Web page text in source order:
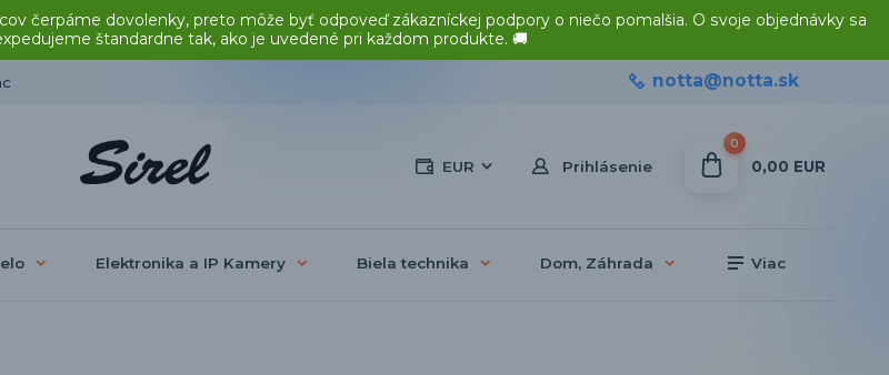
čerpáme dovolenky, preto môže byť odpoveď zákazníckej podpory o niečo pomalšia. O svoje objednávky sa
štandardne tak, ako je uvedené pri každom produkte. 🚚
EUR Prihlásenie
notta@notta.sk
0
0,00 EUR
Elektronika a IP Kamery Biela technika Dom, Záhrada Viac